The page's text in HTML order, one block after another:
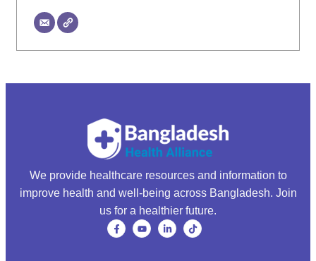
We provide healthcare resources and information to
improve health and well-being across Bangladesh. Join
us for a healthier future.